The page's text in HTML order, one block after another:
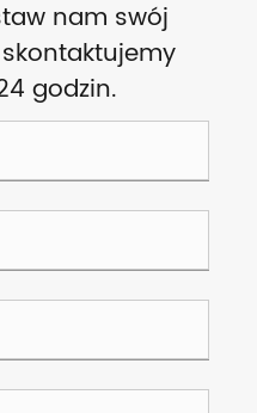
nam swój
godzin.